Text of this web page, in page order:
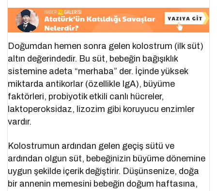
Doğumdan hemen sonra gelen kolostrum (ilk süt)
altın değerindedir. Bu süt, bebeğin bağışıklık
sistemine adeta “merhaba” der. İçinde yüksek
miktarda antikorlar (özellikle IgA), büyüme
faktörleri, probiyotik etkili canlı hücreler,
laktoperoksidaz, lizozim gibi koruyucu enzimler
vardır.
Kolostrumun ardından gelen geçiş sütü ve
ardından olgun süt, bebeğinizin büyüme dönemine
uygun şekilde içerik değiştirir. Düşünsenize, doğa
bir annenin memesini bebeğin doğum haftasına,